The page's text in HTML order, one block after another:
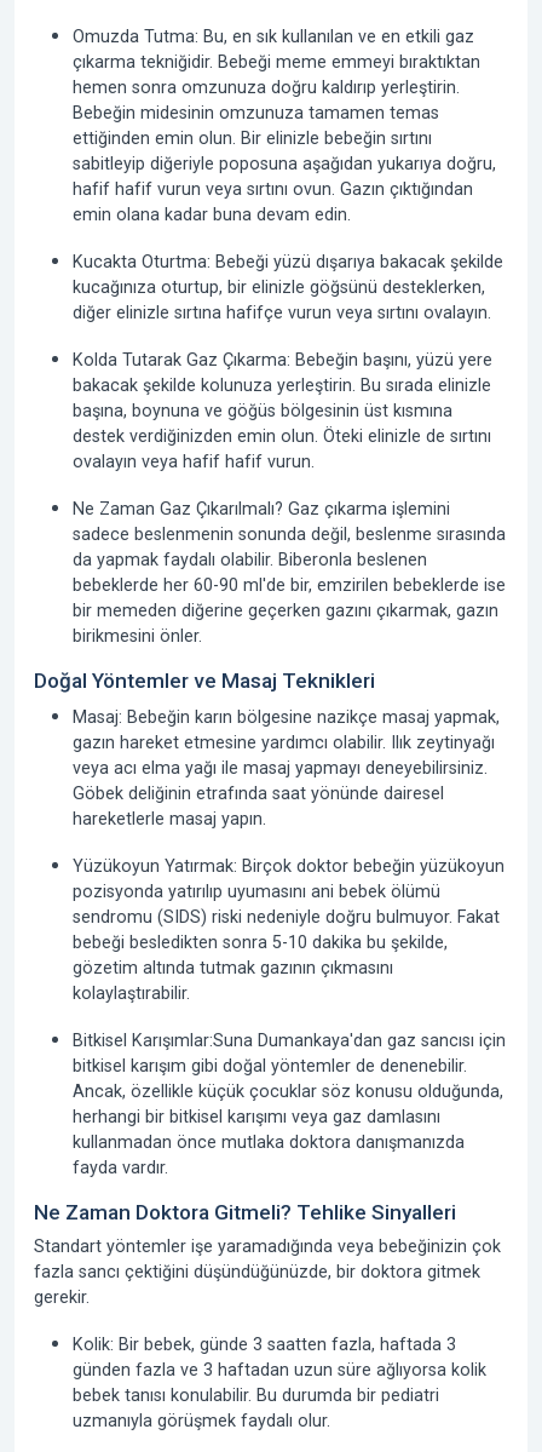
Omuzda Tutma: Bu, en sık kullanılan ve en etkili gaz
çıkarma tekniğidir. Bebeği meme emmeyi bıraktıktan
hemen sonra omzunuza doğru kaldırıp yerleştirin.
Bebeğin midesinin omzunuza tamamen temas
ettiğinden emin olun. Bir elinizle bebeğin sırtını
sabitleyip diğeriyle poposuna aşağıdan yukarıya doğru,
hafif hafif vurun veya sırtını ovun. Gazın çıktığından
emin olana kadar buna devam edin.
Kucakta Oturtma: Bebeği yüzü dışarıya bakacak şekilde
kucağınıza oturtup, bir elinizle göğsünü desteklerken,
diğer elinizle sırtına hafifçe vurun veya sırtını ovalayın.
Kolda Tutarak Gaz Çıkarma: Bebeğin başını, yüzü yere
bakacak şekilde kolunuza yerleştirin. Bu sırada elinizle
başına, boynuna ve göğüs bölgesinin üst kısmına
destek verdiğinizden emin olun. Öteki elinizle de sırtını
ovalayın veya hafif hafif vurun.
Ne Zaman Gaz Çıkarılmalı? Gaz çıkarma işlemini
sadece beslenmenin sonunda değil, beslenme sırasında
da yapmak faydalı olabilir. Biberonla beslenen
bebeklerde her 60-90 ml'de bir, emzirilen bebeklerde ise
bir memeden diğerine geçerken gazını çıkarmak, gazın
birikmesini önler.
Doğal Yöntemler ve Masaj Teknikleri
Masaj: Bebeğin karın bölgesine nazikçe masaj yapmak,
gazın hareket etmesine yardımcı olabilir.
Ilık zeytinyağı
veya acı elma yağı ile masaj yapmayı deneyebilirsiniz.
Göbek deliğinin etrafında saat yönünde dairesel
hareketlerle masaj yapın.
Yüzükoyun Yatırmak: Birçok doktor bebeğin yüzükoyun
pozisyonda yatırılıp uyumasını ani bebek ölümü
sendromu (SIDS) riski nedeniyle doğru bulmuyor. Fakat
bebeği besledikten sonra 5-10 dakika bu şekilde,
gözetim altında tutmak gazının çıkmasını
kolaylaştırabilir.
Bitkisel Karışımlar:Suna Dumankaya'dan gaz sancısı için
bitkisel karışım gibi doğal yöntemler de denenebilir.
Ancak, özellikle küçük çocuklar söz konusu olduğunda,
herhangi bir bitkisel karışımı veya gaz damlasını
kullanmadan önce mutlaka doktora danışmanızda
fayda vardır.
Ne Zaman Doktora Gitmeli? Tehlike Sinyalleri
Standart yöntemler işe yaramadığında veya bebeğinizin çok
fazla sancı çektiğini düşündüğünüzde, bir doktora gitmek
gerekir.
Kolik: Bir bebek, günde 3 saatten fazla, haftada 3
günden fazla ve 3 haftadan uzun süre ağlıyorsa kolik
bebek tanısı konulabilir. Bu durumda bir pediatri
uzmanıyla görüşmek faydalı olur.